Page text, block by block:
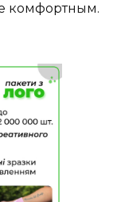
комфортным.